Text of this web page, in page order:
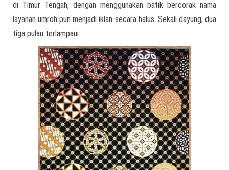
di Timur Tengah, dengan menggunakan batik bercorak nama
layanan umroh pun menjadi iklan secara halus. Sekali dayung, dua
tiga pulau terlampaui.